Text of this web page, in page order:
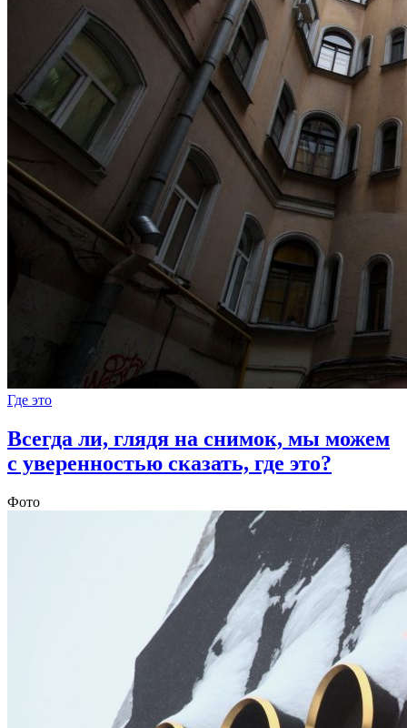
Где это
Всегда ли, глядя на снимок, мы можем
с уверенностью сказать, где это?
Фото